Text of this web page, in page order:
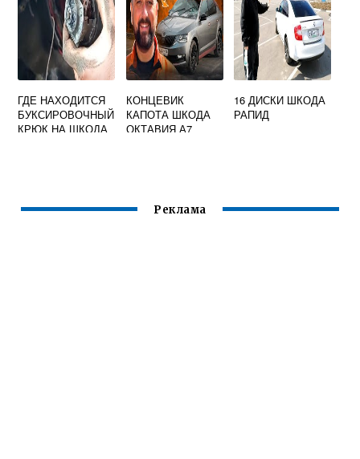
ГДЕ НАХОДИТСЯ
БУКСИРОВОЧНЫЙ
КРЮК НА ШКОДА
КОНЦЕВИК
КАПОТА ШКОДА
ОКТАВИЯ А7
16 ДИСКИ ШКОДА
РАПИД
Реклама